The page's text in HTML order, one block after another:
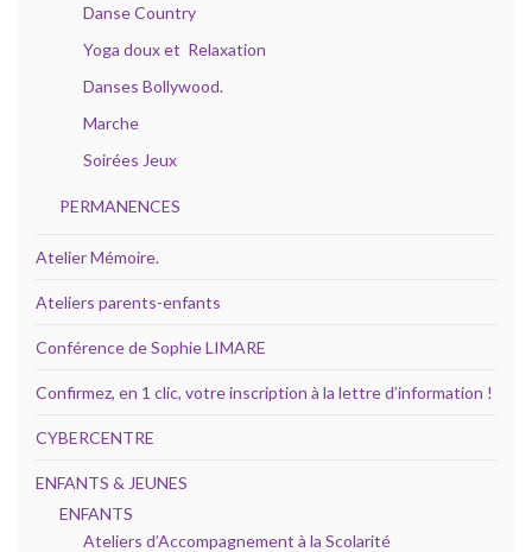
Danse Country
Yoga doux et Relaxation
Danses Bollywood.
Marche
Soirées Jeux
PERMANENCES
Atelier Mémoire.
Ateliers parents-enfants
Conférence de Sophie LIMARE
Confirmez, en 1 clic, votre inscription à la lettre d’information !
CYBERCENTRE
ENFANTS & JEUNES
ENFANTS
Ateliers d’Accompagnement à la Scolarité